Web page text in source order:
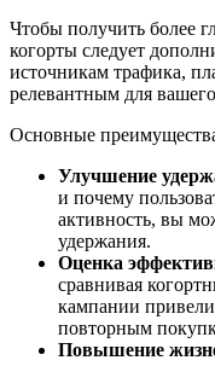
Чтобы получить более
когорты следует
источникам трафика,
релевантным для
Основные
Улучшение
и почему
активность, вы
удержания.
Оценка
сравнивая
кампании
повторным
Повышение